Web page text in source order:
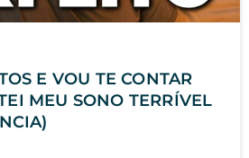
E VOU TE CONTAR
MEU SONO TERRÍVEL